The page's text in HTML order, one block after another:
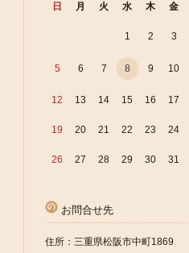
日 月 火 水 木 金
1 2 3
5 6 7 8 9 10
12 13 14 15 16 17
19 20 21 22 23 24
26 27 28 29 30 31
お問合せ先
住所：三重県松阪市中町1869